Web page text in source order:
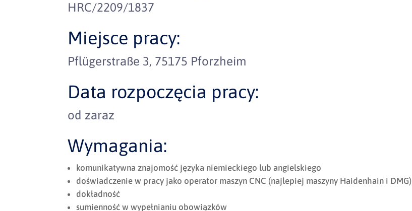
HRC/2209/1837
Miejsce pracy:
Pflügerstraße 3, 75175 Pforzheim
Data rozpoczęcia pracy:
od zaraz
Wymagania:
komunikatywna znajomość języka niemieckiego lub angielskiego
doświadczenie w pracy jako operator maszyn CNC (najlepiej maszyny Haidenhain i DMG)
dokładność
sumienność w wypełnianiu obowiązków